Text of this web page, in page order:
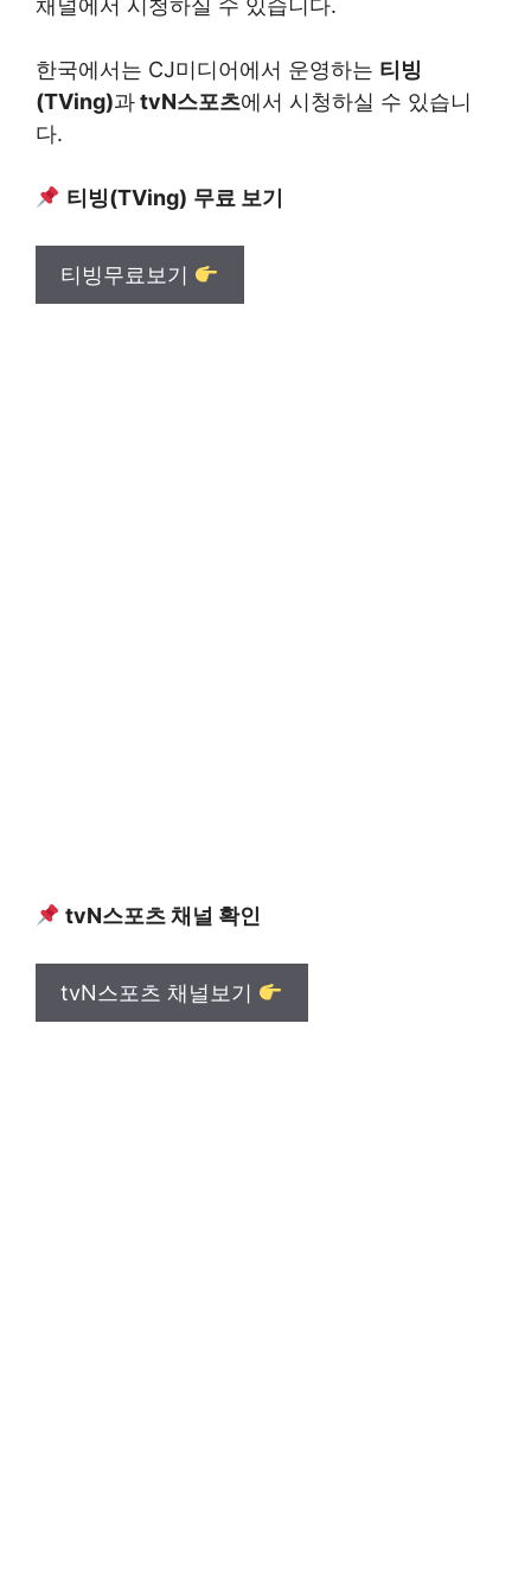
채널에서 시청하실 수 있습니다.
한국에서는 CJ미디어에서 운영하는 티빙
(TVing)과tvN스포츠에서 시청하실 수 있습니
다.
티빙(TVing) 무료 보기
티빙무료보기
tvN스포츠 채널 확인
tvN스포츠 채널보기